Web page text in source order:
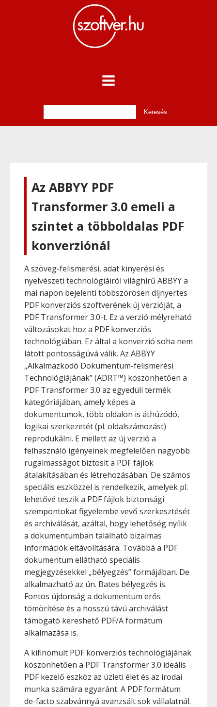
Az ABBYY PDF
Transformer 3.0 emeli a
szintet a többoldalas PDF
konverziónál
A szöveg-felismerési, adat kinyerési és
nyelvészeti technológiáiról világhírű ABBYY a
mai napon bejelenti többszörösen díjnyertes
PDF konverziós szoftverének új verzióját, a
PDF Transformer 3.0-t. Ez a verzió mélyreható
változásokat hoz a PDF konverziós
technológiában. Ez által a konverzió soha nem
látott pontosságúvá válik. Az ABBYY
„Alkalmazkodó Dokumentum-felismerési
Technológiájának” (ADRT™) köszönhetően a
PDF Transformer 3.0 az egyedüli termék
kategóriájában, amely képes a
dokumentumok, több oldalon is áthúzódó,
logikai szerkezetét (pl. oldalszámozást)
reprodukálni. E mellett az új verzió a
felhasználó igényeinek megfelelően nagyobb
rugalmasságot biztosít a PDF fájlok
átalakításában és létrehozásában. De számos
speciális eszközzel is rendelkezik, amelyek pl.
lehetővé teszik a PDF fájlok biztonsági
szempontokat figyelembe vevő szerkesztését
és archiválását, azáltal, hogy lehetőség nyílik
a dokumentumban található bizalmas
információk eltávolítására. Továbbá a PDF
dokumentum ellátható speciális
megjegyzésekkel „bélyegzés” formájában. De
alkalmazható az ún. Bates bélyegzés is.
Fontos újdonság a dokumentum erős
tömörítése és a hosszú távú archiválást
támogató kereshető PDF/A formátum
alkalmazása is.
A kifinomult PDF konverziós technológiájának
köszönhetően a PDF Transformer 3.0 ideális
PDF kezelő eszköz az üzleti élet és az irodai
munka számára egyaránt. A PDF formátum
de-facto szabvánnyá avanzsált sok vállalatnál.